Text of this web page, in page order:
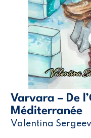
Varvara – De
Méditerranée
Valentina